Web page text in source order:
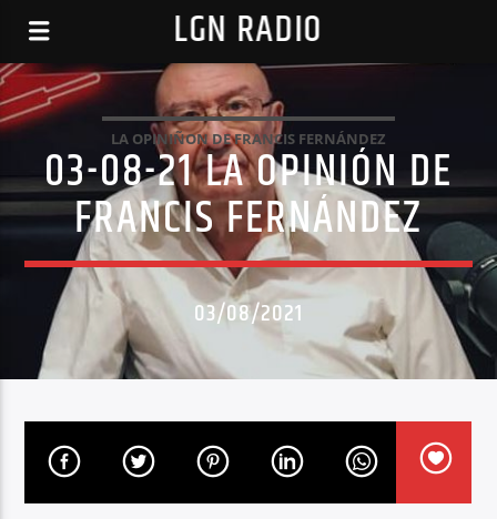
LGN RADIO
LA OPINIÑON DE FRANCIS FERNÁNDEZ
03-08-21 LA OPINIÓN DE
FRANCIS FERNÁNDEZ
03/08/2021